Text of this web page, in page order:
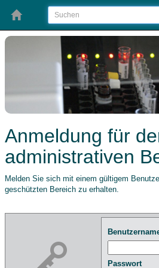
Anmeldung für
administrativen
Melden Sie sich mit einem gültigem
geschützten Bereich zu erhalten.
Passwort